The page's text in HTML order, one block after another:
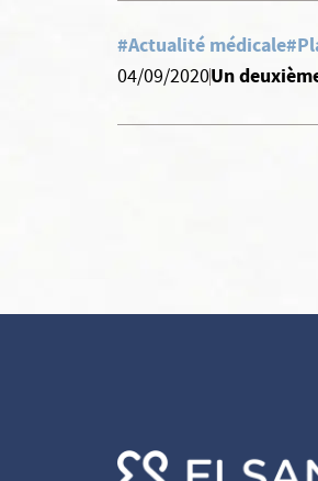
#Actualité médicale
04/09/2020Un